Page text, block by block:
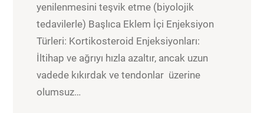
yenilenmesini teşvik etme (biyolojik
tedavilerle) Başlıca Eklem İçi Enjeksiyon
Türleri: Kortikosteroid Enjeksiyonları:
İltihap ve ağrıyı hızla azaltır, ancak uzun
vadede kıkırdak ve tendonlar üzerine
olumsuz…